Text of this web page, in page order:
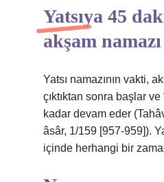
Yatsıya 45
akşam namazı
Yatsı namazının vakti,
çıktıktan sonra başlar ve
kadar devam eder
âsâr, 1/159 [957-959]).
içinde herhangi bir